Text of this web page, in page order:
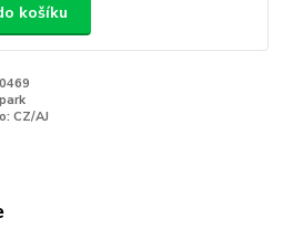
košíku
CZ/AJ